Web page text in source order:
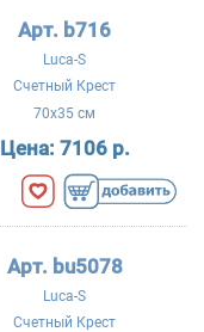
Арт. b716
Luca-S
Счетный Крест
70x35 см
Цена: 7106 р.
Арт. bu5078
Luca-S
Счетный Крест